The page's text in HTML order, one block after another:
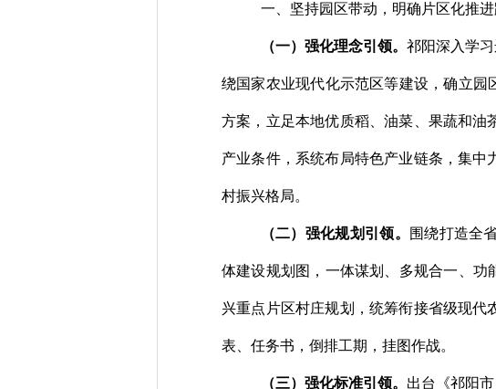
一、 坚持园区带动，明确片区化推
（一） 强化理念引领。祁阳深入学
绕国家农业现代化示范区等建设 ，确立园
方案 ， 立足本地优质稻、油菜、果蔬和油
产业条件，系统布局特色产业链条，集中
村振兴格局。
（二） 强化规划引领。 围绕打造全
体建设规划图 ， 一体谋划 、多规合一、功
兴重点片区村庄规划，统筹衔接省级现代
表、任务书，倒排工期，挂图作战。
（三） 强化标准引领。 出台《祁阳